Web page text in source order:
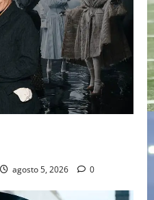
agosto 5, 2026 0